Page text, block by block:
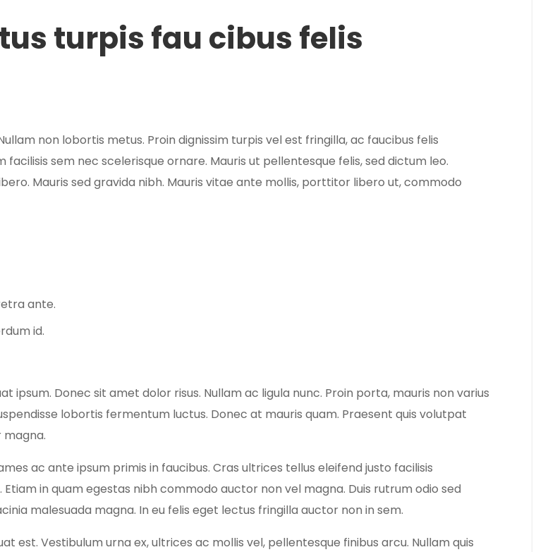
turpis fau cibus felis
non lobortis metus. Proin dignissim turpis vel est fringilla, ac faucibus felis
facilisis sem nec scelerisque ornare. Mauris ut pellentesque felis, sed dictum leo.
Mauris sed gravida nibh. Mauris vitae ante mollis, porttitor libero ut, commodo
ante.
id.
ipsum. Donec sit amet dolor risus. Nullam ac ligula nunc. Proin porta, mauris non varius
lobortis fermentum luctus. Donec at mauris quam. Praesent quis volutpat
ac ante ipsum primis in faucibus. Cras ultrices tellus eleifend justo facilisis
in quam egestas nibh commodo auctor non vel magna. Duis rutrum odio sed
malesuada magna. In eu felis eget lectus fringilla auctor non in sem.
est. Vestibulum urna ex, ultrices ac mollis vel, pellentesque finibus arcu. Nullam quis